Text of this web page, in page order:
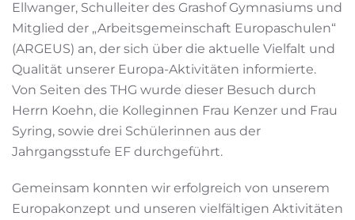
Ellwanger, Schulleiter des Grashof Gymnasiums und
Mitglied der „Arbeitsgemeinschaft Europaschulen“
(ARGEUS) an, der sich über die aktuelle Vielfalt und
Qualität unserer Europa-Aktivitäten informierte.
Von Seiten des THG wurde dieser Besuch durch
Herrn Koehn, die Kolleginnen Frau Kenzer und Frau
Syring, sowie drei Schülerinnen aus der
Jahrgangsstufe EF durchgeführt.
Gemeinsam konnten wir erfolgreich von unserem
Europakonzept und unseren vielfältigen Aktivitäten